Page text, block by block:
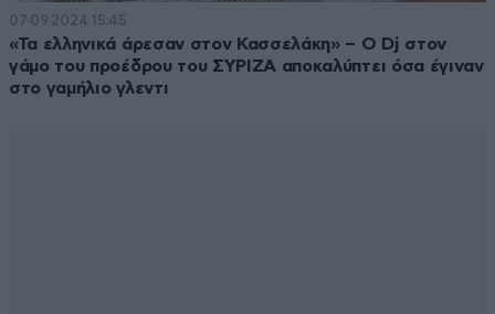
07·09·2024 15:45
«Τα ελληνικά άρεσαν στον Κασσελάκη» – Ο Dj στον
γάμο του προέδρου του ΣΥΡΙΖΑ αποκαλύπτει όσα έγιναν
στο γαμήλιο γλεντι